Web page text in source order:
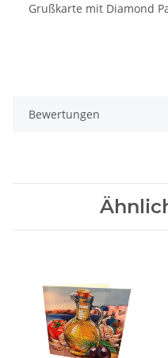
Grußkarte mit Diamond
Bewertungen